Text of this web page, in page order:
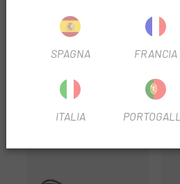
RECENSIONI TRUSTED SHOPS
SPAGNA FRANCIA
ITALIA